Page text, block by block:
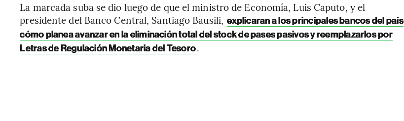
La marcada suba se dio luego de que el ministro de Economía, Luis Caputo, y el
presidente del Banco Central, Santiago Bausili, explicaran a los principales bancos del país
cómo planea avanzar en la eliminación total del stock de pases pasivos y reemplazarlos por
Letras de Regulación Monetaria del Tesoro.